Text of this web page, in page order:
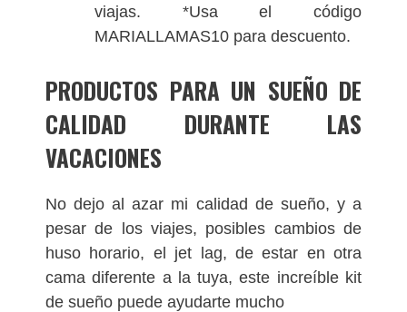
viajas. *Usa el código
MARIALLAMAS10 para descuento.
PRODUCTOS PARA UN SUEÑO DE
CALIDAD DURANTE LAS
VACACIONES
No dejo al azar mi calidad de sueño, y a
pesar de los viajes, posibles cambios de
huso horario, el jet lag, de estar en otra
cama diferente a la tuya, este increíble kit
de sueño puede ayudarte mucho